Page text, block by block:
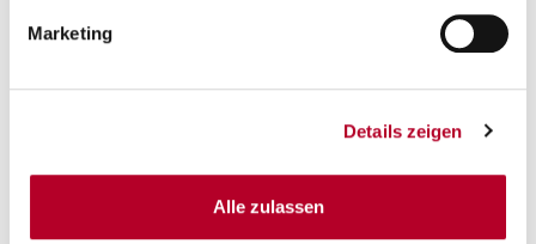
Marketing
Details zeigen
Alle zulassen